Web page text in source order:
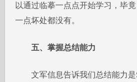
以通过临摹一点点开始学习，毕
一点坏处都没有。
五、掌握总结能力
文军信息告诉我们总结能力是